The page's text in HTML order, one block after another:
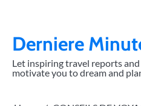
contentDerniere
Let inspiring travel reports
motivate you to dream and